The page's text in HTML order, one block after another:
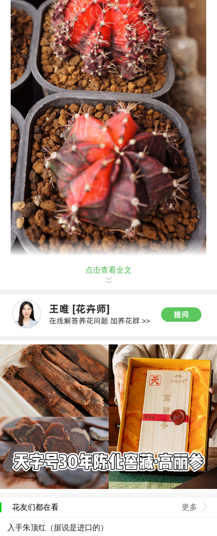
点击查看全文
花友们都在看 更多
入手朱顶红（据说是进口的）